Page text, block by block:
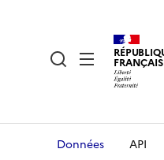
Données API